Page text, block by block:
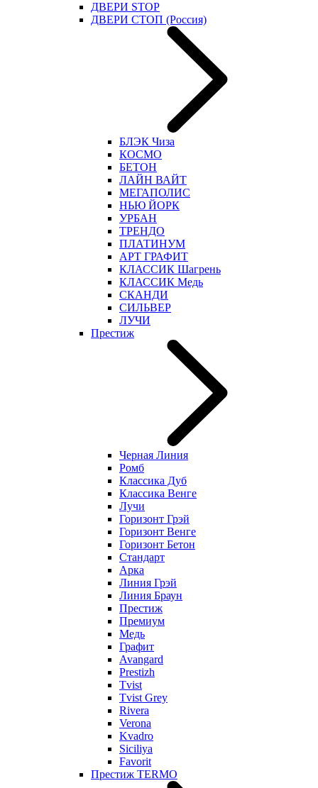
ДВЕРИ STOP
ДВЕРИ СТОП (Россия)
БЛЭК Чиза
КОСМО
БЕТОН
ЛАЙН ВАЙТ
МЕГАПОЛИС
НЬЮ ЙОРК
УРБАН
ТРЕНДО
ПЛАТИНУМ
АРТ ГРАФИТ
КЛАССИК Шагрень
КЛАССИК Медь
СКАНДИ
СИЛЬВЕР
ЛУЧИ
Престиж
Черная Линия
Ромб
Классика Дуб
Классика Венге
Лучи
Горизонт Грэй
Горизонт Венге
Горизонт Бетон
Стандарт
Арка
Линия Грэй
Линия Браун
Престиж
Премиум
Медь
Графит
Avangard
Prestizh
Tvist
Tvist Grey
Rivera
Verona
Kvadro
Siciliya
Favorit
Престиж TERMO